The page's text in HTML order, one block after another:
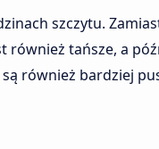
szczytu.
tańsze, a
również bardziej